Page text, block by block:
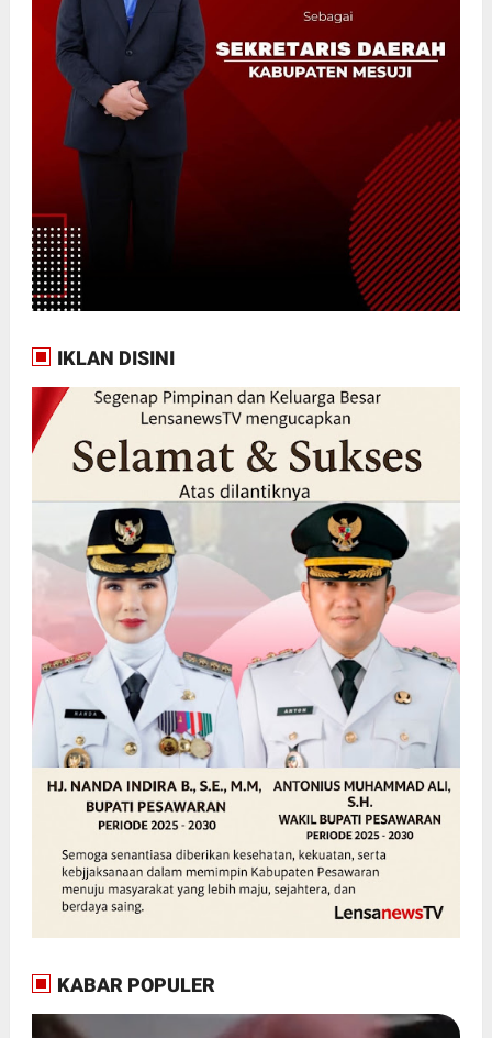
IKLAN DISINI
KABAR POPULER